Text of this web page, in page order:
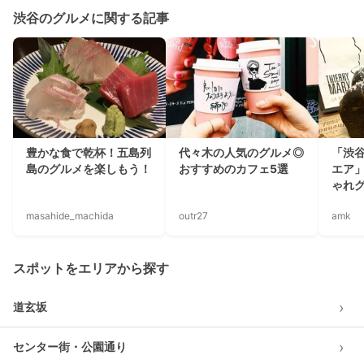
渋谷のグルメに関する記事
豊かな食で乾杯！五島列
島のグルメを楽しもう！
masahide_machida
代々木の人気のグルメ◎
おすすめのカフェ5選
outr27
「渋
エア
ゃれ
amk
スポットをエリアから探す
道玄坂 ›
センター街・公園通り ›